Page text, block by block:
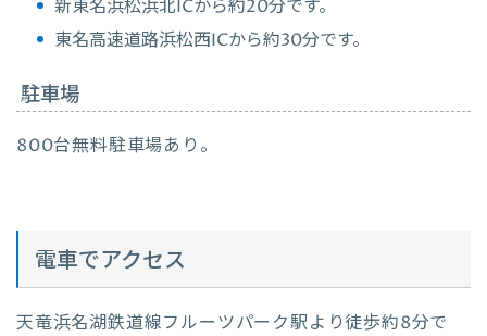
新東名浜松浜北ICから約20分です。
東名高速道路浜松西ICから約30分です。
駐車場
800台無料駐車場あり。
電車でアクセス
天竜浜名湖鉄道線フルーツパーク駅より徒歩約8分で